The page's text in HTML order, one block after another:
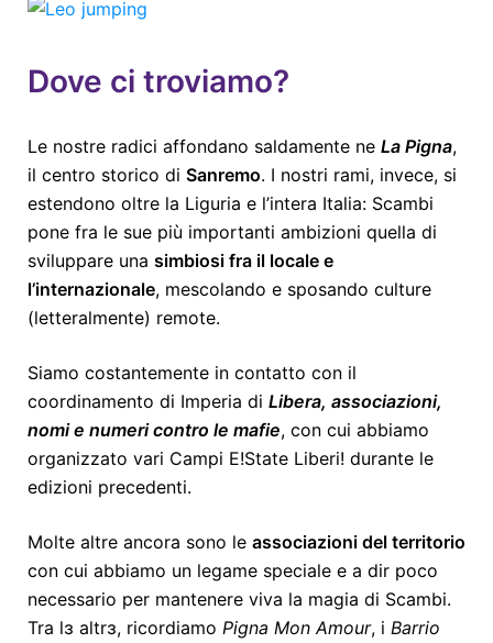
Dove ci troviamo?
Le nostre radici affondano saldamente ne La Pigna,
il centro storico di Sanremo. I nostri rami, invece, si
estendono oltre la Liguria e l’intera Italia: Scambi
pone fra le sue più importanti ambizioni quella di
sviluppare una simbiosi fra il locale e
l’internazionale, mescolando e sposando culture
(letteralmente) remote.
Siamo costantemente in contatto con il
coordinamento di Imperia di Libera, associazioni,
nomi e numeri contro le mafie, con cui abbiamo
organizzato vari Campi E!State Liberi! durante le
edizioni precedenti.
Molte altre ancora sono le associazioni del territorio
con cui abbiamo un legame speciale e a dir poco
necessario per mantenere viva la magia di Scambi.
Tra lɜ altrɜ, ricordiamo Pigna Mon Amour, i Barrio